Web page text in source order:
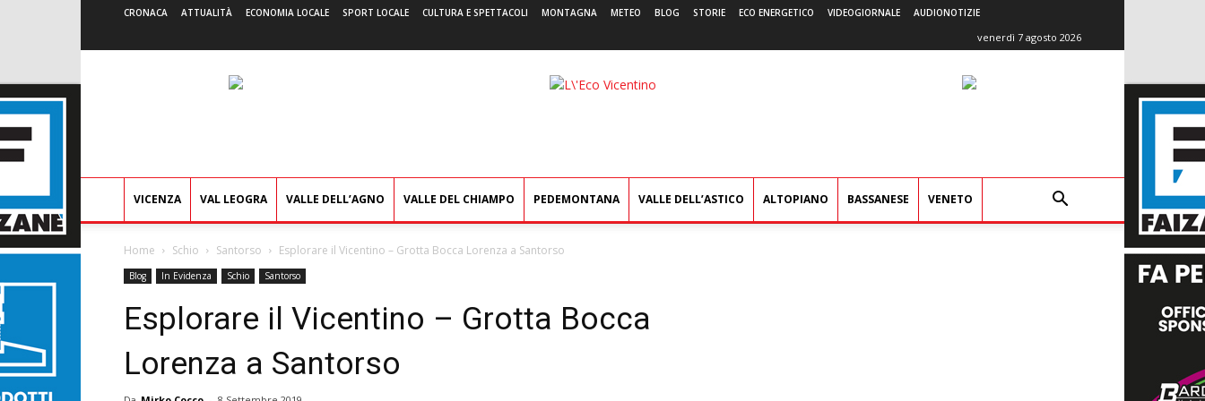
CRONACA ATTUALITÀ ECONOMIA LOCALE SPORT LOCALE CULTURA E SPETTACOLI MONTAGNA METEO BLOG STORIE ECO ENERGETICO VIDEOGIORNALE AUDIONOTIZIE
venerdì 7 agosto 2026
L'Eco
VICENZA VAL LEOGRA VALLE DELL’AGNO VALLE DEL CHIAMPO PEDEMONTANA VALLE DELL’ASTICO ALTOPIANO BASSANESE VENETO
Home Schio Santorso Esplorare il Vicentino – Grotta Bocca Lorenza a Santorso
Blog In Evidenza Schio Santorso
Esplorare il Vicentino – Grotta Bocca
Lorenza a Santorso